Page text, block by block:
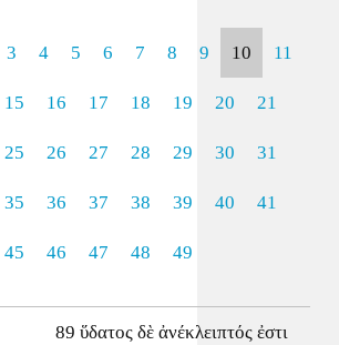
3 4 5 6 7 8 9 10 11
15 16 17 18 19 20 21
25 26 27 28 29 30 31
35 36 37 38 39 40 41
45 46 47 48 49
89 ὕδατος δὲ ἀνέκλειπτός ἐστι